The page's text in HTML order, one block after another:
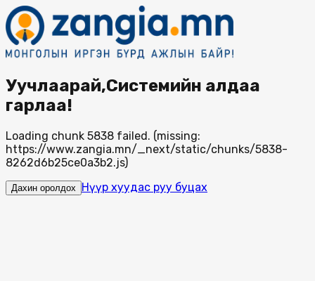
Уучлаарай,Системийн алдаа
гарлаа!
Loading chunk 5838 failed. (missing:
https://www.zangia.mn/_next/static/chunks/5838-
8262d6b25ce0a3b2.js)
Дахин оролдох Нүүр хуудас руу буцах